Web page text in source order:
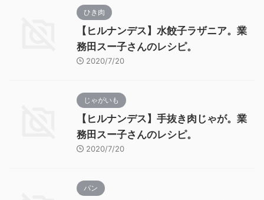
ひき肉
【ヒルナンデス】水餃子ラザニア。業
務田スー子さんのレシピ。
2020/7/20
じゃがいも
【ヒルナンデス】手抜き肉じゃが。業
務田スー子さんのレシピ。
2020/7/20
パン